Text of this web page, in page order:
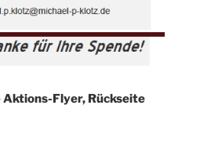
Aktions-Flyer, Rückseite